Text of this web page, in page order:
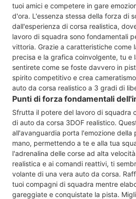
tuoi amici e competere in gare
d'ora. L'essenza stessa della forza di
dall'esperienza di corsa realistica,
lavoro di squadra sono fondamentali
vittoria. Grazie a caratteristiche come
precisa e la grafica coinvolgente, tu e
sentirete come se foste davvero in
spirito competitivo e crea
auto da corsa realistico a 3 gradi di
Punti di forza fondamentali
Sfrutta il potere del lavoro di squadra
di auto da corsa 3DOF realistico.
all'avanguardia porta l'emozione della
mano, permettendo a te e alla tua
l'adrenalina delle corse ad alta
realistica e ai comandi reattivi, ti
volante di una vera auto da corsa.
tuoi compagni di squadra mentre
gareggiate e conquistate la pista.